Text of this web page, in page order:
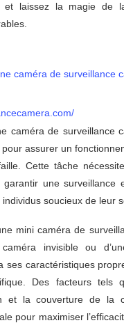
et laissez la magie de
caméra de surveillance
caméra de surveillance
assurer un
Cette tâche
garantir une surveillance
soucieux de leur
mini caméra de
invisible ou
ses caractéristiques
Des facteurs tels
et la couverture de la
pour maximiser